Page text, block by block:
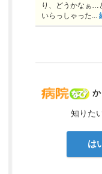
病
知りた
は
り、どうかなぁ…
いらっしゃった...